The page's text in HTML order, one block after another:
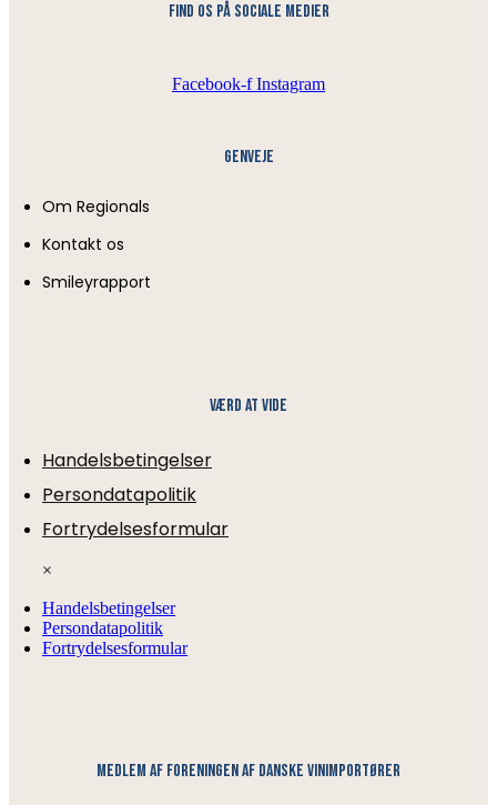
find os på sociale medier
Facebook-f Instagram
Genveje
Om Regionals
Kontakt os
Smileyrapport
Værd at vide
Handelsbetingelser
Persondatapolitik
Fortrydelsesformular
×
Handelsbetingelser
Persondatapolitik
Fortrydelsesformular
medlem af foreningen af danske vinimportører